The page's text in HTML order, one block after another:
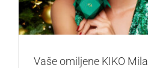
Vaše omiljene KIKO